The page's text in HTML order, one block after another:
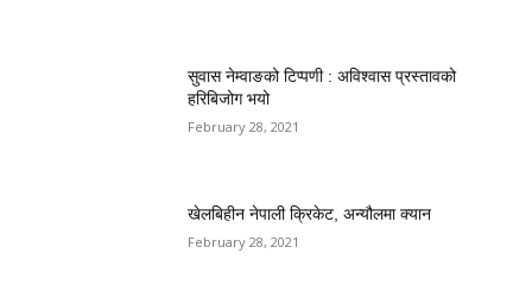
सुवास नेम्वाङको टिप्पणी : अविश्वास प्रस्तावको
हरिबिजोग भयो
February 28, 2021
खेलबिहीन नेपाली क्रिकेट, अन्यौलमा क्यान
February 28, 2021